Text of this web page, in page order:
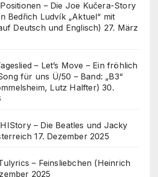
– Die Joe Kučera-Story
Bedřich Ludvík „Aktuel“ mit
Deutsch und Englisch) 27. März
– Let’s Move – Ein fröhlich
für uns Ü/50 – Band: „B3“
Lutz Halfter) 30.
– Die Beatles und Jacky
17. Dezember 2025
– Feinsliebchen (Heinrich
2025